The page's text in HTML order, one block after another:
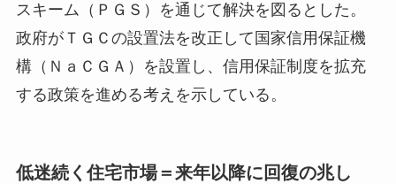
スキーム（ＰＧＳ）を通じて解決を図るとした。
政府がＴＧＣの設置法を改正して国家信用保証機
構（ＮａＣＧＡ）を設置し、信用保証制度を拡充
する政策を進める考えを示している。
低迷続く住宅市場＝来年以降に回復の兆し